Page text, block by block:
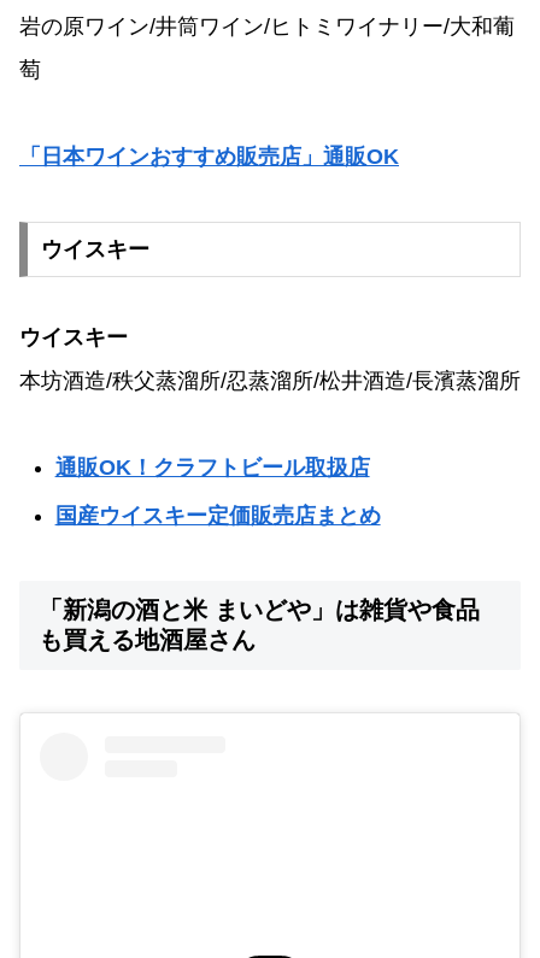
岩の原ワイン/井筒ワイン/ヒトミワイナリー/大和葡
萄
「日本ワインおすすめ販売店」通販OK
ウイスキー
ウイスキー
本坊酒造/秩父蒸溜所/忍蒸溜所/松井酒造/長濱蒸溜所
通販OK！クラフトビール取扱店
国産ウイスキー定価販売店まとめ
「新潟の酒と米 まいどや」は雑貨や食品
も買える地酒屋さん